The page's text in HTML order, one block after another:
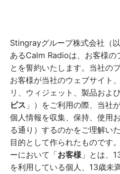
Stingrayグループ株式会社（
あるCalm Radioは、お客様の
とを誓約いたします。当社の
お客様が当社のウェブサイト
リ、ウィジェット、製品およ
ビス 」）をご利用の際、当社
個人情報を収集、保持、使用
る通り）するのかをご理解い
目的として作られたものです
ーにおいて「お客様」とは、
を利用している個人、13歳未